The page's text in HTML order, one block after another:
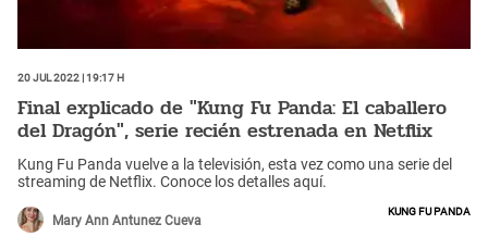
20 Jul 2022 | 19:17 h
Final explicado de "Kung Fu Panda: El caballero
del Dragón", serie recién estrenada en Netflix
Kung Fu Panda vuelve a la televisión, esta vez como una serie del
streaming de Netflix. Conoce los detalles aquí.
Mary Ann Antunez Cueva
Kung Fu Panda